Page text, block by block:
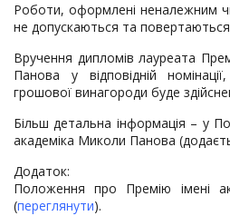
Роботи, оформлені неналежним
не допускаються та
Вручення дипломів лауреата
Панова у відповідній
грошової винагороди буде
Більш детальна інформація – у
академіка Миколи Панова
Додаток:
Положення про Премію імені
(переглянути).